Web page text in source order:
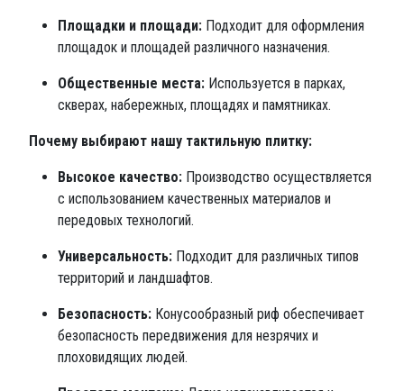
Площадки и площади: Подходит для оформления
площадок и площадей различного назначения.
Общественные места: Используется в парках,
скверах, набережных, площадях и памятниках.
Почему выбирают нашу тактильную плитку:
Высокое качество: Производство осуществляется
с использованием качественных материалов и
передовых технологий.
Универсальность: Подходит для различных типов
территорий и ландшафтов.
Безопасность: Конусообразный риф обеспечивает
безопасность передвижения для незрячих и
плоховидящих людей.